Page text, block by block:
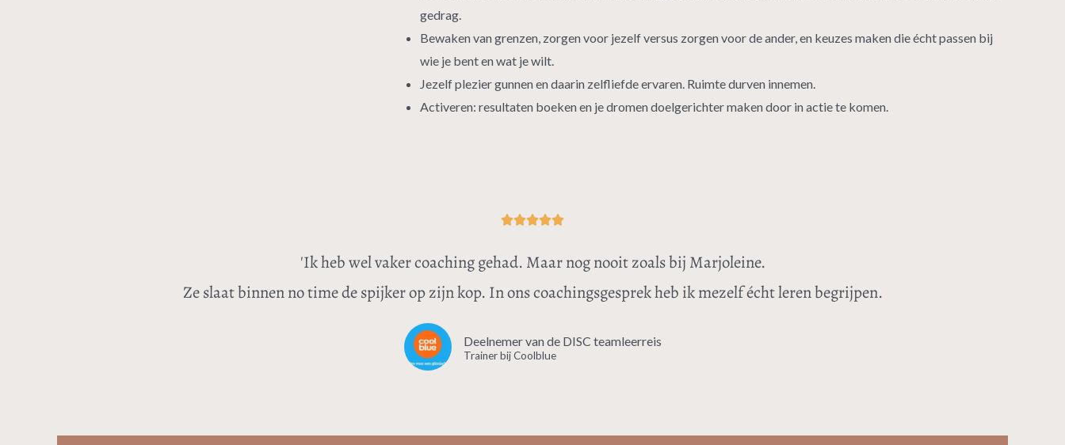
gedrag.
Bewaken van grenzen, zorgen voor jezelf versus zorgen voor de ander, en keuzes maken die écht passen bij
wie je bent en wat je wilt.
Jezelf plezier gunnen en daarin zelfliefde ervaren. Ruimte durven innemen.
Activeren: resultaten boeken en je dromen doelgerichter maken door in actie te komen.
Waardering
van
5
'Ik heb wel vaker coaching gehad. Maar nog nooit zoals bij Marjoleine.
Ze slaat binnen no time de spijker op zijn kop. In ons coachingsgesprek heb ik mezelf écht leren begrijpen.
Deelnemer van de DISC teamleerreis
Trainer bij Coolblue